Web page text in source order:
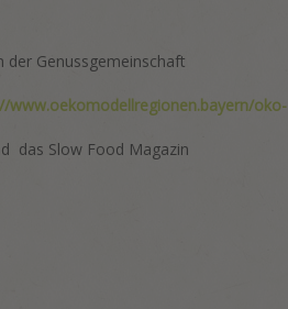
der Genussgemeinschaft
www.oekomodellregionen.bayern/oko-
das Slow Food Magazin